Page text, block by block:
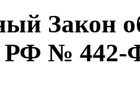
Закон
РФ № 442-